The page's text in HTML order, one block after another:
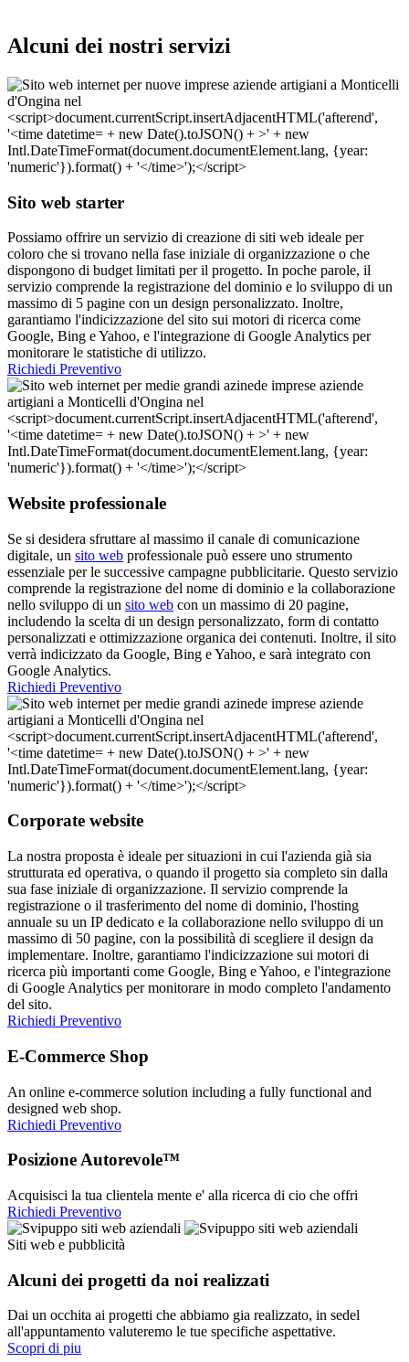
Alcuni dei nostri servizi
Sito web starter
Possiamo offrire un servizio di creazione di siti web ideale per
coloro che si trovano nella fase iniziale di organizzazione o che
dispongono di budget limitati per il progetto. In poche parole, il
servizio comprende la registrazione del dominio e lo sviluppo di un
massimo di 5 pagine con un design personalizzato. Inoltre,
garantiamo l'indicizzazione del sito sui motori di ricerca come
Google, Bing e Yahoo, e l'integrazione di Google Analytics per
monitorare le statistiche di utilizzo.
Richiedi Preventivo
Website professionale
Se si desidera sfruttare al massimo il canale di comunicazione
digitale, un sito web professionale può essere uno strumento
essenziale per le successive campagne pubblicitarie. Questo servizio
comprende la registrazione del nome di dominio e la collaborazione
nello sviluppo di un sito web con un massimo di 20 pagine,
includendo la scelta di un design personalizzato, form di contatto
personalizzati e ottimizzazione organica dei contenuti. Inoltre, il sito
verrà indicizzato da Google, Bing e Yahoo, e sarà integrato con
Google Analytics.
Richiedi Preventivo
Corporate website
La nostra proposta è ideale per situazioni in cui l'azienda già sia
strutturata ed operativa, o quando il progetto sia completo sin dalla
sua fase iniziale di organizzazione. Il servizio comprende la
registrazione o il trasferimento del nome di dominio, l'hosting
annuale su un IP dedicato e la collaborazione nello sviluppo di un
massimo di 50 pagine, con la possibilità di scegliere il design da
implementare. Inoltre, garantiamo l'indicizzazione sui motori di
ricerca più importanti come Google, Bing e Yahoo, e l'integrazione
di Google Analytics per monitorare in modo completo l'andamento
del sito.
Richiedi Preventivo
E-Commerce Shop
An online e-commerce solution including a fully functional and
designed web shop.
Richiedi Preventivo
Posizione Autorevole™
Acquisisci la tua clientela mente e' alla ricerca di cio che offri
Richiedi Preventivo
Siti web e pubblicità
Alcuni dei progetti da noi realizzati
Dai un occhita ai progetti che abbiamo gia realizzato, in sedel
all'appuntamento valuteremo le tue specifiche aspettative.
Scopri di piu